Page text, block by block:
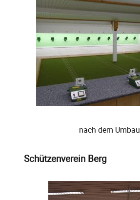
nach dem Umbau
Schützenverein Berg